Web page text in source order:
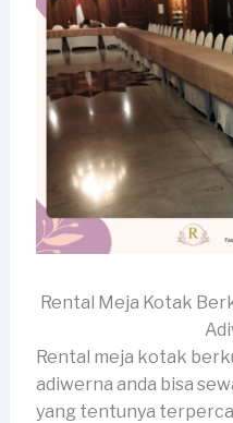
Rental Meja Kotak
Rental meja kotak
adiwerna anda bisa
yang tentunya